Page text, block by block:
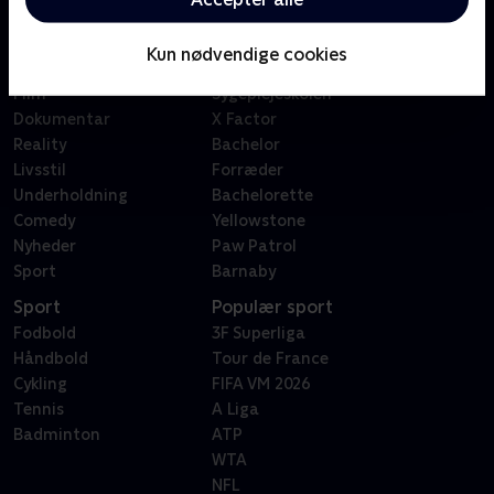
Kun nødvendige cookies
Kategorier
Film
Dokumentar
Reality
Livsstil
Underholdning
Comedy
Nyheder
Sport
Badehotellet
Sygeplejeskolen
X Factor
Bachelor
Forræder
Bachelorette
Yellowstone
Paw Patrol
Barnaby
Sport
Fodbold
Håndbold
Cykling
Tennis
Badminton
Populær sport
3F Superliga
Tour de France
FIFA VM 2026
A Liga
ATP
WTA
NFL